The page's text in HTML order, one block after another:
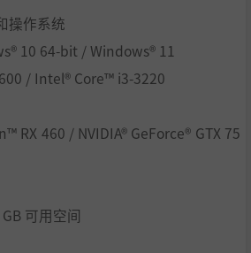
不可思议的世界中展开冒险！
台，是怪物所统治的诸多魔界。
以及有大片灼热溶岩的世界等等，将
世界中展开冒险。
逝生成季节与天气变化，从而使出现
发生变化！
在特定的季节或天气时遇见或到达，
有全新的机遇和发现等待着你！
怪物登场！
操作系统
10 64-bit / Windows® 11
/ Intel® Core™ i3-3220
RX 460 / NVIDIA® GeForce® GTX 75
可用空间